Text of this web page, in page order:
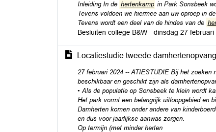
Inleiding In de hertenkamp in Park Sonsbeek
Tevens voldoen we hiermee aan uw oproep in
Tevens wordt een deel van de hindes van de
Besluiten college B&W - dinsdag 27
Locatiestudie tweede
27 februari 2024 -- ATIESTUDIE Bij het
beschikbaar en geschikt zijn als
• Als de populatie op Sonsbeek te klein wordt
Het park vormt een belangrijk uitloopgebied en
Damherten komen onder andere van
en dus voor jaarlijkse aanwas zorgen.
Op termijn (met minder herten